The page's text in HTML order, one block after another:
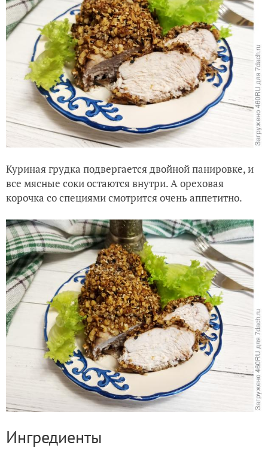
Куриная грудка подвергается двойной панировке, и
все мясные соки остаются внутри. А ореховая
корочка со специями смотрится очень аппетитно.
Ингредиенты